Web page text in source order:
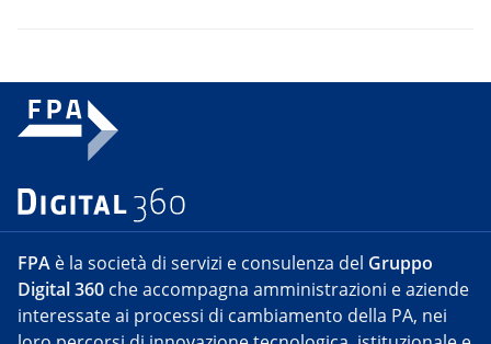
FPA è la società di servizi e consulenza del Gruppo
Digital 360 che accompagna amministrazioni e aziende
interessate ai processi di cambiamento della PA, nei